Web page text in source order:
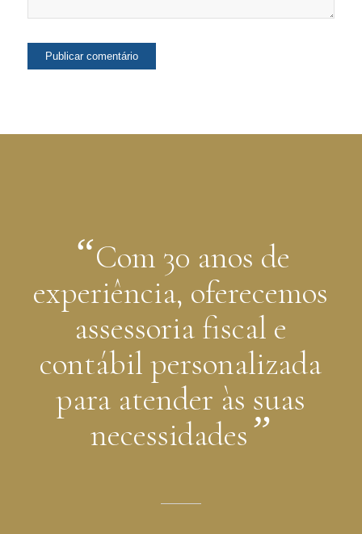
“Com 30 anos de
experiência, oferecemos
assessoria fiscal e
contábil personalizada
para atender às suas
necessidades”